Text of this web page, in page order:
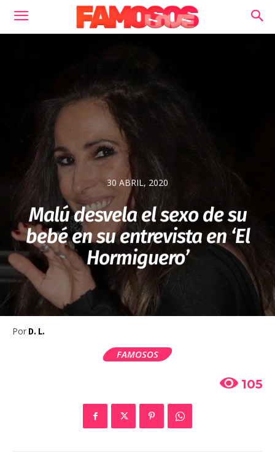
30 ABRIL, 2020
Malú desvela el sexo de su
bebé en su entrevista en ‘El
Hormiguero’
Por D. L.
FAMOSOS
105